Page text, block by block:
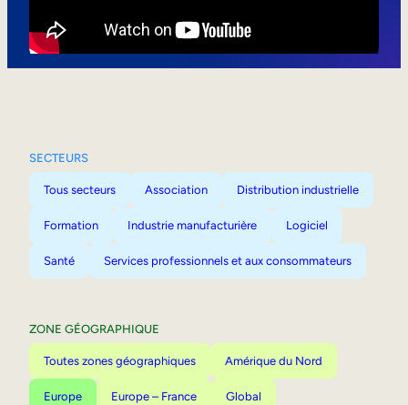
SECTEURS
Tous secteurs Association Distribution industrielle
Formation Industrie manufacturière Logiciel
Santé Services professionnels et aux consommateurs
ZONE GÉOGRAPHIQUE
Toutes zones géographiques Amérique du Nord
Europe Europe – France Global